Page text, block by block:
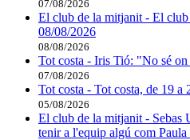
07/08/2026
El club de la mitjanit - El
08/08/2026
08/08/2026
Tot costa - Iris Tió: "No sé on
07/08/2026
Tot costa - Tot costa, de 19 a
05/08/2026
El club de la mitjanit - Sebas
tenir a l'equip algú com